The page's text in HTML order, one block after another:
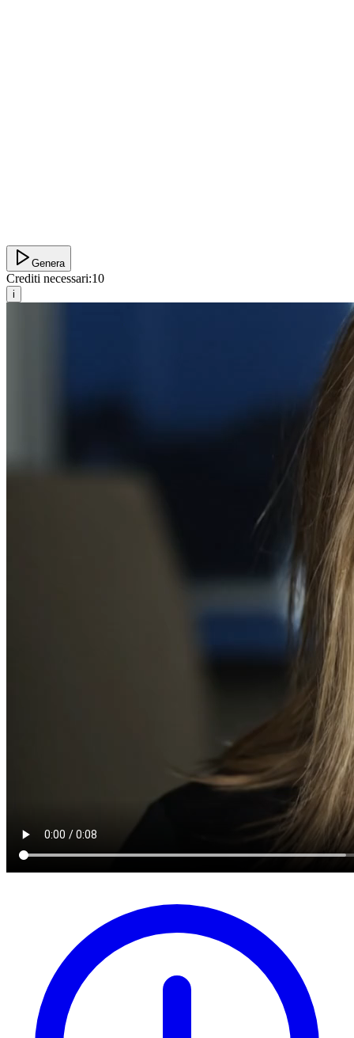
Genera
Crediti necessari:10
i